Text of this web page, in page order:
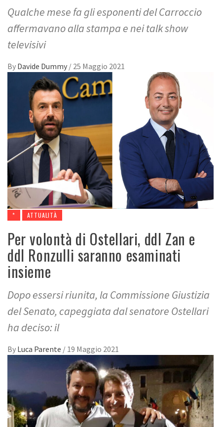
Qualche mese fa gli esponenti del Carroccio
affermavano alla stampa e nei talk show
televisivi
By Davide Dummy / 25 Maggio 2021
* ATTUALITÀ
Per volontà di Ostellari, ddl Zan e
ddl Ronzulli saranno esaminati
insieme
Dopo essersi riunita, la Commissione Giustizia
del Senato, capeggiata dal senatore Ostellari
ha deciso: il
By Luca Parente / 19 Maggio 2021